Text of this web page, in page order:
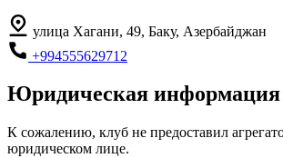
улица Хагани, 49, Баку, Азербайджан
+994555629712
Юридическая информация
К сожалению, клуб не предоставил
юридическом лице.